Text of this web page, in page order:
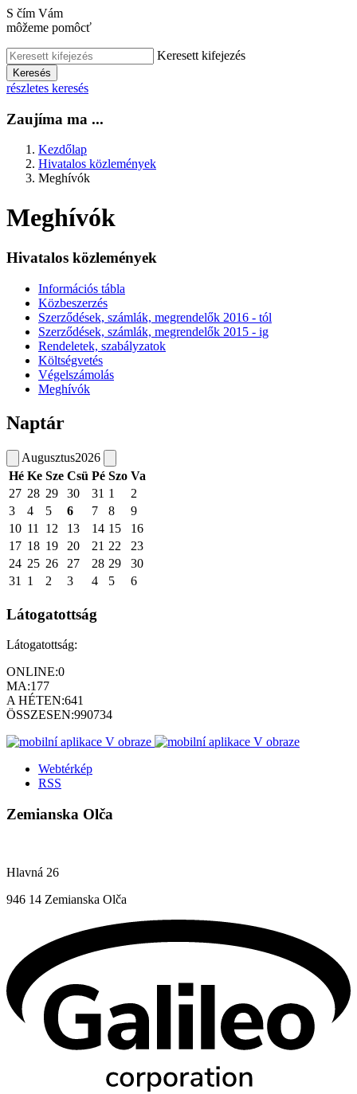
S čím Vám
môžeme pomôcť
Keresett kifejezés
Keresés
részletes keresés
Zaujíma ma ...
Kezdőlap
Hivatalos közlemények
Meghívók
Meghívók
Hivatalos közlemények
Információs tábla
Közbeszerzés
Szerződések, számlák, megrendelők 2016 - tól
Szerződések, számlák, megrendelők 2015 - ig
Rendeletek, szabályzatok
Költségvetés
Végelszámolás
Meghívók
Naptár
Augusztus2026
Hé Ke Sze Csü Pé Szo Va
27 28 29 30 31 1
2
3
4 5 6 7 8
9
10 11 12 13 14 15
16
17 18 19 20 21 22
23
24 25 26 27 28 29
30
31
1 2 3 4 5 6
Látogatottság
Látogatottság:
ONLINE:0
MA:177
A HÉTEN:641
ÖSSZESEN:990734
Webtérkép
RSS
Zemianska Olča
Hlavná 26
946 14 Zemianska Olča